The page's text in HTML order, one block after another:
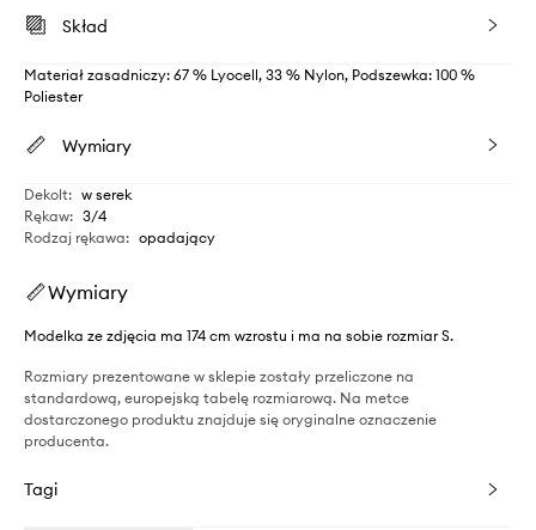
Skład
Materiał zasadniczy: 67 % Lyocell, 33 % Nylon, Podszewka: 100 %
Poliester
Wymiary
Dekolt: w serek
Rękaw: 3/4
Rodzaj rękawa: opadający
Wymiary
Modelka ze zdjęcia ma 174 cm wzrostu i ma na sobie rozmiar S.
Rozmiary prezentowane w sklepie zostały przeliczone na
standardową, europejską tabelę rozmiarową. Na metce
dostarczonego produktu znajduje się oryginalne oznaczenie
producenta.
Tagi